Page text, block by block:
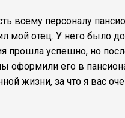
всему персоналу
мой отец. У него было
прошла успешно, но
оформили его в
жизни, за что я вас